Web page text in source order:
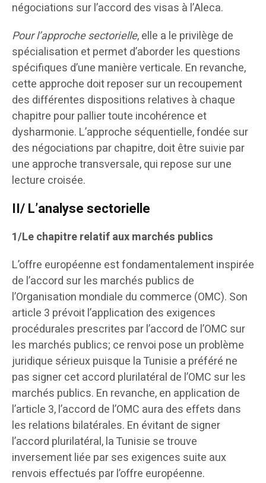
négociations sur l’accord des visas à l’Aleca.
Pour l’approche sectorielle, elle a le privilège de
spécialisation et permet d’aborder les questions
spécifiques d’une manière verticale. En revanche,
cette approche doit reposer sur un recoupement
des différentes dispositions relatives à chaque
chapitre pour pallier toute incohérence et
dysharmonie. L’approche séquentielle, fondée sur
des négociations par chapitre, doit être suivie par
une approche transversale, qui repose sur une
lecture croisée.
II/ L’analyse sectorielle
1/Le chapitre relatif aux marchés publics
L’offre européenne est fondamentalement inspirée
de l’accord sur les marchés publics de
l’Organisation mondiale du commerce (OMC). Son
article 3 prévoit l’application des exigences
procédurales prescrites par l’accord de l’OMC sur
les marchés publics; ce renvoi pose un problème
juridique sérieux puisque la Tunisie a préféré ne
pas signer cet accord plurilatéral de l’OMC sur les
marchés publics. En revanche, en application de
l’article 3, l’accord de l’OMC aura des effets dans
les relations bilatérales. En évitant de signer
l’accord plurilatéral, la Tunisie se trouve
inversement liée par ses exigences suite aux
renvois effectués par l’offre européenne.